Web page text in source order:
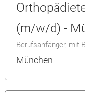
(m/w/d) -
Berufsanfänger, mit
München